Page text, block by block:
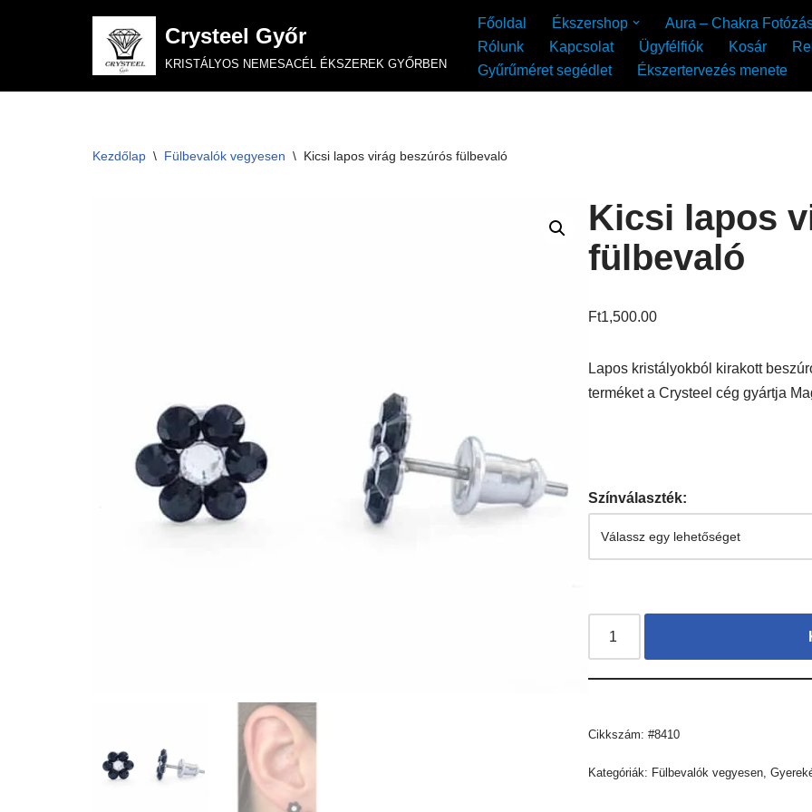
Crysteel Győr
KRISTÁLYOS NEMESACÉL ÉKSZEREK GYŐRBEN
Főoldal Ékszershop Aura – Chakra
Rólunk
Kapcsolat Ügyfélfiók Kosár
Gyűrűméret segédlet
Ékszertervezés menete
Kezdőlap \ Fülbevalók vegyesen \ Kicsi lapos virág beszúrós fülbevaló
Kicsi lapos
fülbevaló
Ft1,500.00
Lapos kristályokból kirakott
terméket a Crysteel cég gyártja
Színválaszték:
Cikkszám:#8410
Kategóriák: Fülbevalók vegyesen,